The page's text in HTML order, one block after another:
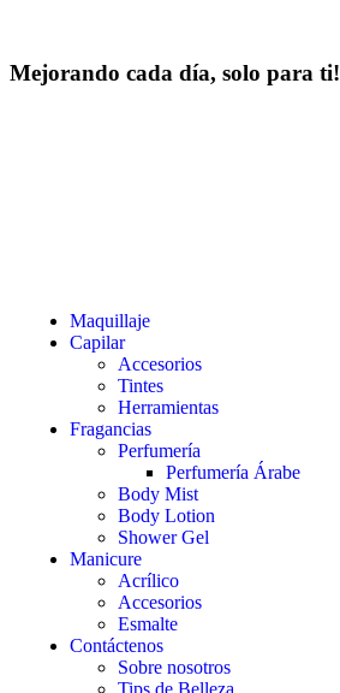
Mejorando cada día, solo para ti!
Maquillaje
Capilar
Accesorios
Tintes
Herramientas
Fragancias
Perfumería
Perfumería Árabe
Body Mist
Body Lotion
Shower Gel
Manicure
Acrílico
Accesorios
Esmalte
Contáctenos
Sobre nosotros
Tips de Belleza